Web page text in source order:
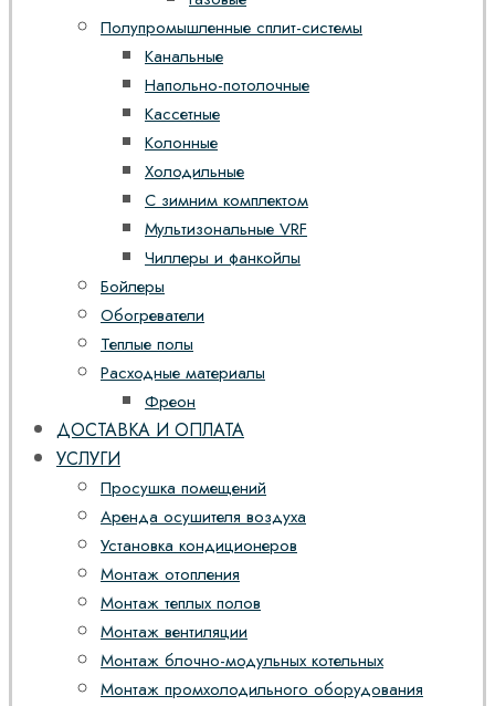
Полупромышленные сплит-системы
Канальные
Напольно-потолочные
Кассетные
Колонные
Холодильные
С зимним комплектом
Мультизональные VRF
Чиллеры и фанкойлы
Бойлеры
Обогреватели
Теплые полы
Расходные материалы
Фреон
ДОСТАВКА И ОПЛАТА
УСЛУГИ
Просушка помещений
Аренда осушителя воздуха
Установка кондиционеров
Монтаж отопления
Монтаж теплых полов
Монтаж вентиляции
Монтаж блочно-модульных котельных
Монтаж промхолодильного оборудования